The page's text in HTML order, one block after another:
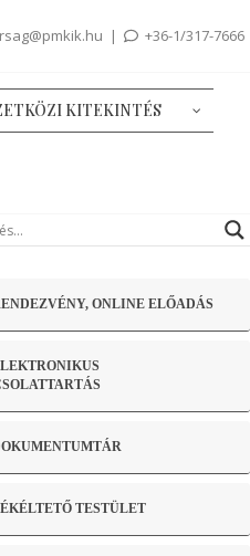
| +36-1/317-7666
KITEKINTÉS
ONLINE ELŐADÁS
TESTÜLET